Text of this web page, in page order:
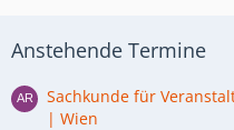
Anstehende Termine
Sachkunde für
| Wien